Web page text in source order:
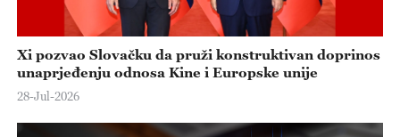
Xi pozvao Slovačku da pruži konstruktivan doprinos
unaprjeđenju odnosa Kine i Europske unije
28-Jul-2026